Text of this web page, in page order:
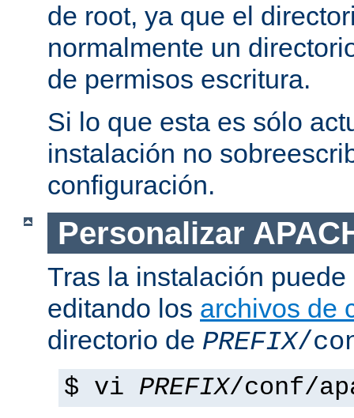
de root, ya que el
normalmente un
de permisos escritura.
Si lo que esta es sólo
instalación no
configuración.
Personalizar
Tras la instalación
editando los archivos de
directorio de PREFIX/
$ vi PREFIX/conf/